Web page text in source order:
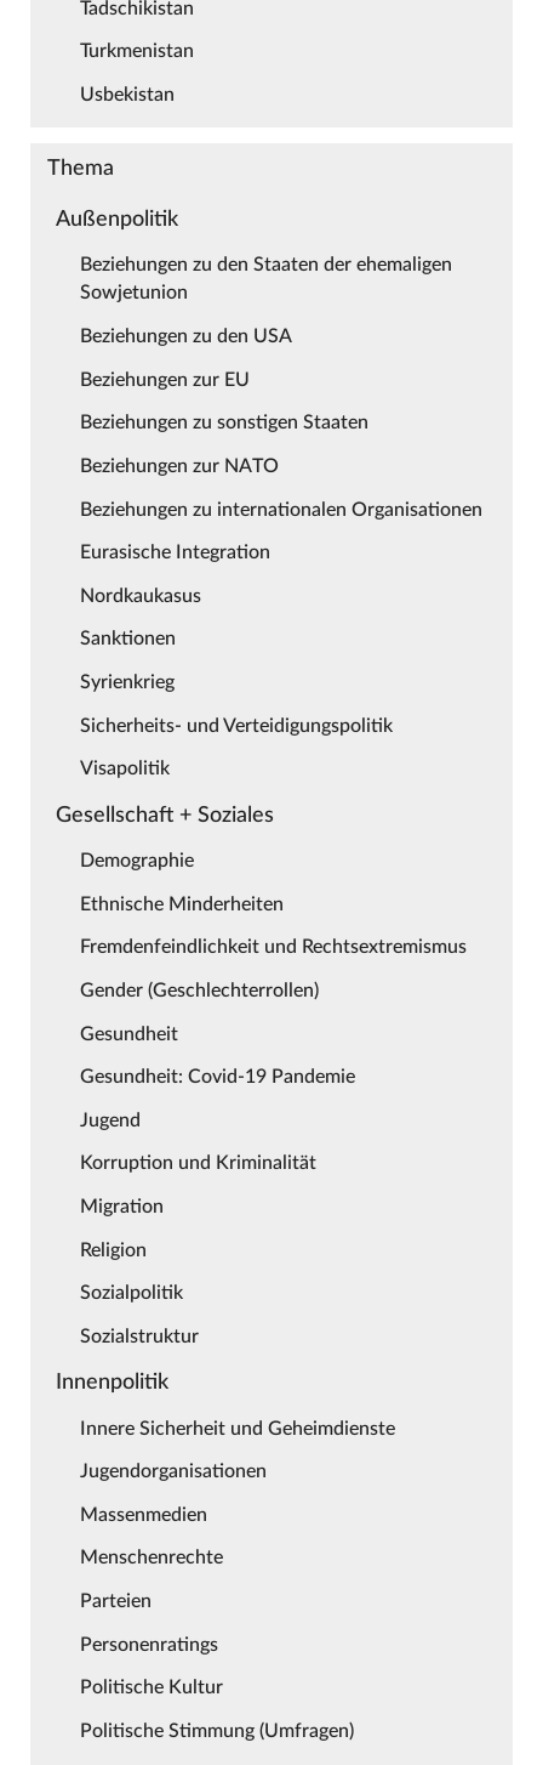
Tadschikistan
Turkmenistan
Usbekistan
Thema
Außenpolitik
Beziehungen zu den Staaten der ehemaligen
Sowjetunion
Beziehungen zu den USA
Beziehungen zur EU
Beziehungen zu sonstigen Staaten
Beziehungen zur NATO
Beziehungen zu internationalen Organisationen
Eurasische Integration
Nordkaukasus
Sanktionen
Syrienkrieg
Sicherheits- und Verteidigungspolitik
Visapolitik
Gesellschaft + Soziales
Demographie
Ethnische Minderheiten
Fremdenfeindlichkeit und Rechtsextremismus
Gender (Geschlechterrollen)
Gesundheit
Gesundheit: Covid-19 Pandemie
Jugend
Korruption und Kriminalität
Migration
Religion
Sozialpolitik
Sozialstruktur
Innenpolitik
Innere Sicherheit und Geheimdienste
Jugendorganisationen
Massenmedien
Menschenrechte
Parteien
Personenratings
Politische Kultur
Politische Stimmung (Umfragen)